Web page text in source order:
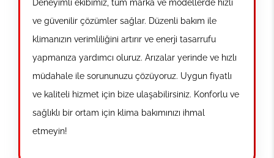
Deneyimli ekibimiz, tüm marka ve modellerde hızlı
ve güvenilir çözümler sağlar. Düzenli bakım ile
klimanızın verimliliğini artırır ve enerji tasarrufu
yapmanıza yardımcı oluruz. Arızalar yerinde ve hızlı
müdahale ile sorununuzu çözüyoruz. Uygun fiyatlı
ve kaliteli hizmet için bize ulaşabilirsiniz. Konforlu ve
sağlıklı bir ortam için klima bakımınızı ihmal
etmeyin!